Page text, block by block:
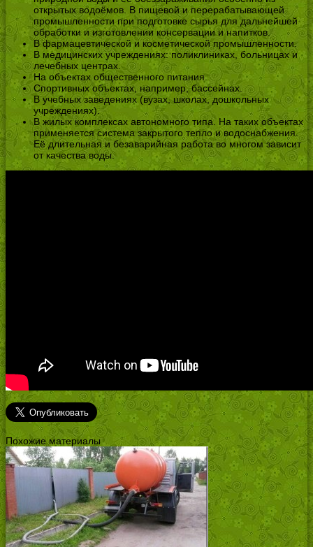
открытых водоёмов. В пищевой и перерабатывающей
промышленности при подготовке сырья для дальнейшей
обработки и изготовлении консервации и напитков.
В фармацевтической и косметической промышленности.
В медицинских учреждениях: поликлиниках, больницах и
лечебных центрах.
На объектах общественного питания.
Спортивных объектах, например, бассейнах.
В учебных заведениях (вузах, школах, дошкольных
учреждениях).
В жилых комплексах автономного типа. На таких объектах
применяется система закрытого тепло и водоснабжения.
Её длительная и безаварийная работа во многом зависит
от качества воды.
Похожие материалы